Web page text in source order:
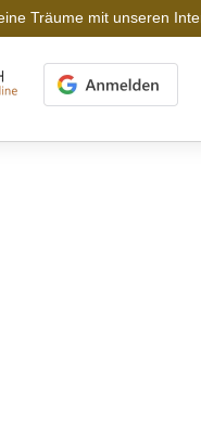
Träume mit unseren